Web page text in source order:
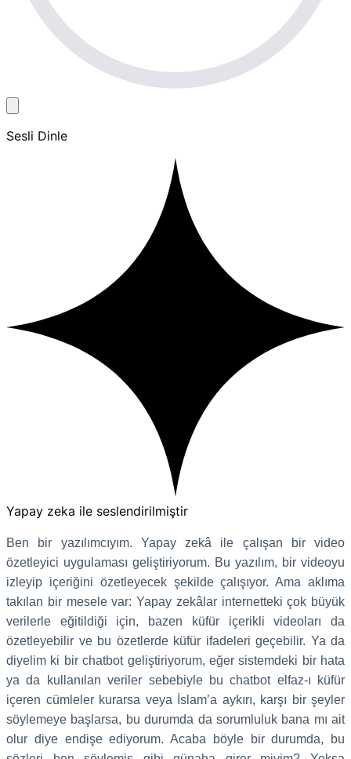
Sesli Dinle
Yapay zeka ile seslendirilmiştir
Ben bir yazılımcıyım. Yapay zekâ ile çalışan bir video
özetleyici uygulaması geliştiriyorum. Bu yazılım, bir videoyu
izleyip içeriğini özetleyecek şekilde çalışıyor. Ama aklıma
takılan bir mesele var: Yapay zekâlar internetteki çok büyük
verilerle eğitildiği için, bazen küfür içerikli videoları da
özetleyebilir ve bu özetlerde küfür ifadeleri geçebilir. Ya da
diyelim ki bir chatbot geliştiriyorum, eğer sistemdeki bir hata
ya da kullanılan veriler sebebiyle bu chatbot elfaz-ı küfür
içeren cümleler kurarsa veya İslam’a aykırı, karşı bir şeyler
söylemeye başlarsa, bu durumda da sorumluluk bana mı ait
olur diye endişe ediyorum. Acaba böyle bir durumda, bu